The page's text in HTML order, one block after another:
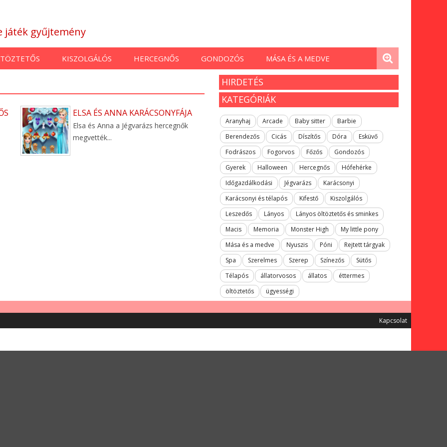
játék gyűjtemény
KISZOLGÁLÓS HERCEGNŐS GONDOZÓS MÁSA ÉS A MEDVE
ELSA ÉS ANNA KARÁCSONYFÁJA
Elsa és Anna a Jégvarázs hercegnők
megvették...
HIRDETÉS
KATEGÓRIÁK
Aranyhaj Arcade Baby sitter
Barbie
Berendezős
Cicás Díszítős Dóra
Esküvő
Fodrászos
Fogorvos Főzős
Gondozós
Gyerek
Halloween Hercegnős
Hófehérke
Időgazdálkodási
Jégvarázs
Karácsonyi
Karácsonyi és télapós
Kifestő
Kiszolgálós
Leszedős
Lányos
Lányos öltöztetős és sminkes
Macis
Memoria Monster High
My little pony
Mása és a medve
Nyuszis Póni
Rejtett tárgyak
Spa
Szerelmes Szerep Színezős
Sütős
Télapós
állatorvosos állatos
éttermes
öltöztetős
ügyességi
Kapcsolat